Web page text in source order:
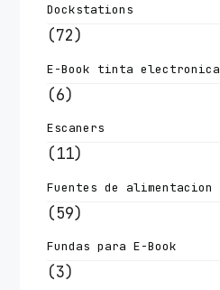
Dockstations
(72)
E-Book tinta electronica
(6)
Escaners
(11)
Fuentes de alimentacion
(59)
Fundas para E-Book
(3)